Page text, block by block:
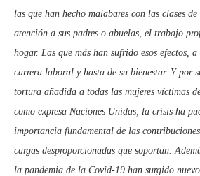
las que han hecho malabares con las clases
atención a sus padres o abuelas, el trabajo
hogar. Las que más han sufrido esos efectos,
carrera laboral y hasta de su bienestar. Y por
tortura añadida a todas las mujeres víctimas
como expresa Naciones Unidas, la crisis ha
importancia fundamental de las
cargas desproporcionadas que soportan.
la pandemia de la Covid-19 han surgido